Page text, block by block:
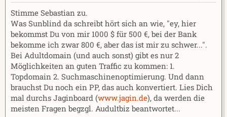
Stimme Sebastian zu.
Was Sunblind da schreibt hört sich an wie, "ey, hier
bekommst Du von mir 1000 $ für 500 €, bei der Bank
bekomme ich zwar 800 €, aber das ist mir zu schwer...".
Bei Adultdomain (und auch sonst) gibt es nur 2
Möglichkeiten an guten Traffic zu kommen: 1.
Topdomain 2. Suchmaschinenoptimierung. Und dann
brauchst Du noch ein PP, das auch konvertiert. Lies Dich
mal durchs Jaginboard (www.jagin.de), da werden die
meisten Fragen begzgl. Audultbiz beantwortet...